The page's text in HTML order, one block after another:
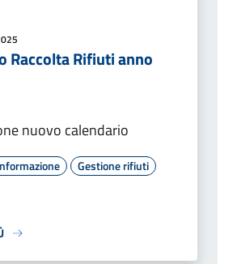
Raccolta Rifiuti anno
nuovo calendario
Gestione rifiuti